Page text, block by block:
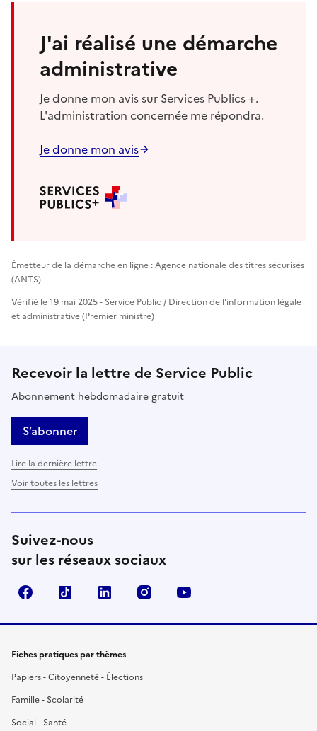
J'ai réalisé une démarche
administrative
Je donne mon avis sur Services Publics +.
L'administration concernée me répondra.
Je donne mon avis
Émetteur de la démarche en ligne : Agence nationale des titres sécurisés
(ANTS)
Vérifié le 19 mai 2025 - Service Public / Direction de l'information légale
et administrative (Premier ministre)
Recevoir la lettre de Service Public
Abonnement hebdomadaire gratuit
S’abonner
Lire la dernière lettre
Voir toutes les lettres
Suivez-nous
sur les réseaux sociaux
FacebookTikTok LinkedIn Instagram
Fiches pratiques par thèmes
Papiers - Citoyenneté - Élections
Famille - Scolarité
Social - Santé